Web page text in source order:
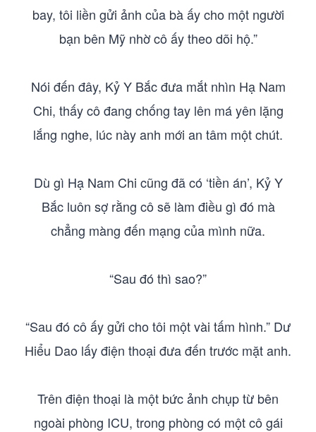
bay, tôi liền gửi ảnh của bà ấy cho một người
bạn bên Mỹ nhờ cô ấy theo dõi hộ.”
Nói đến đây, Kỷ Y Bắc đưa mắt nhìn Hạ Nam
Chi, thấy cô đang chống tay lên má yên lặng
lắng nghe, lúc này anh mới an tâm một chút.
Dù gì Hạ Nam Chi cũng đã có ‘tiền án’, Kỷ Y
Bắc luôn sợ rằng cô sẽ làm điều gì đó mà
chẳng màng đến mạng của mình nữa.
“Sau đó thì sao?”
“Sau đó cô ấy gửi cho tôi một vài tấm hình.” Dư
Hiểu Dao lấy điện thoại đưa đến trước mặt anh.
Trên điện thoại là một bức ảnh chụp từ bên
ngoài phòng ICU, trong phòng có một cô gái